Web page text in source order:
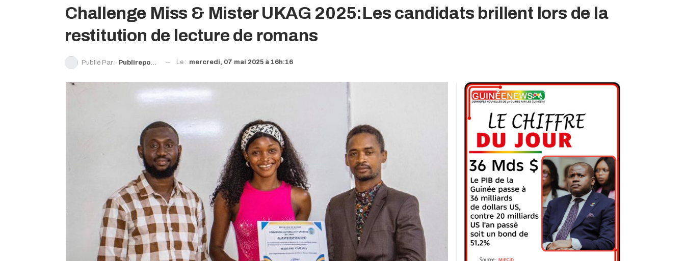
Challenge Miss & Mister UKAG 2025:Les candidats brillent lors de la
restitution de lecture de romans
Publié Par : Publireportage Le : mercredi, 07 mai 2025 à 16h:16